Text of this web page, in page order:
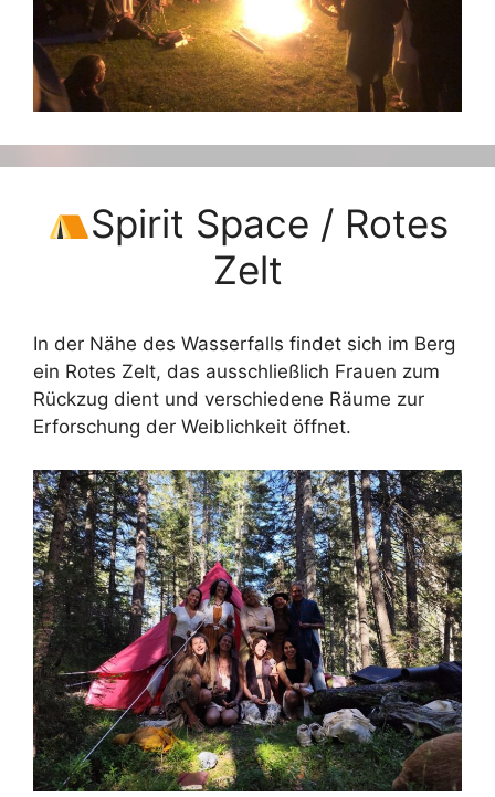
Spirit Space / Rotes
Zelt
In der Nähe des Wasserfalls findet sich im Berg
ein Rotes Zelt, das ausschließlich Frauen zum
Rückzug dient und verschiedene Räume zur
Erforschung der Weiblichkeit öffnet.